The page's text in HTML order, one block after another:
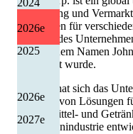
2026e
2027e
2025
2026e
Herstellung und
Maschinen für
Wurzeln des
es unter dem Namen
gegründet wurde.
Seitdem hat sich das
Anbieter von Lösungen
Lebensmittel- und
Mineralienindustrie